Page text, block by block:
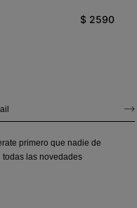
$ 2590Polo
primero que nadie de
todas las novedades